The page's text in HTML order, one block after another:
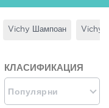
Vichy Шампоан Vichy
КЛАСИФИКАЦИЯ
Популярни